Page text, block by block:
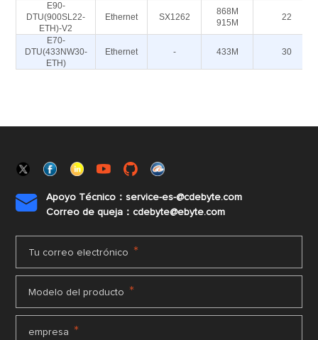
E90-
DTU(900SL22-
ETH)-V2
Ethernet SX1262
868M
915M
22
E70-
DTU(433NW30-
ETH)
Ethernet - 433M 30

Apoyo Técnico：service-es-@cdebyte.com
Correo de queja：cdebyte@ebyte.com
Tu correo electrónico *
Modelo del producto *
empresa *